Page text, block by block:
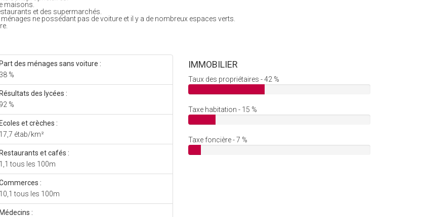
maisons.
et des supermarchés.
ne possédant pas de voiture et il y a de nombreux espaces verts.
Part des ménages sans voiture :
38 %
Résultats des lycées :
92 %
Ecoles et crèches :
17,7 étab/km²
Restaurants et cafés :
1,1 tous les 100m
:
10,1 tous les 100m
Médecins :
IMMOBILIER
Taux des propriétaires - 42 %
Taxe habitation - 15 %
Taxe foncière - 7 %